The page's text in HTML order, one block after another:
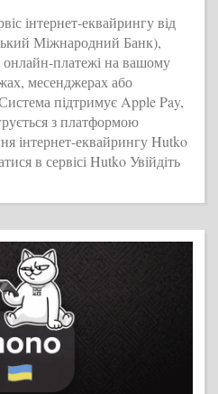
інтернет-еквайрингу від
Міжнародний Банк),
платежі на вашому
месенджерах або
підтримує Apple Pay,
з платформою
інтернет-еквайрингу Hutko
в сервісі Hutko Увійдіть